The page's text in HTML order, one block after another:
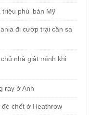
triệu phú' bản Mỹ
đi cướp trại cần sa
nhà giật mình khi
ray ở Anh
chết ở Heathrow